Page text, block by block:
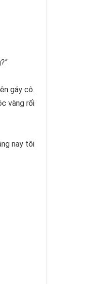
gáy cô.
vàng rối
nay tôi